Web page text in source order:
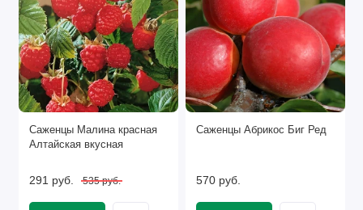
Саженцы Малина красная
Алтайская вкусная
291 руб. 535 руб.
Саженцы Абрикос Биг Ред
570 руб.